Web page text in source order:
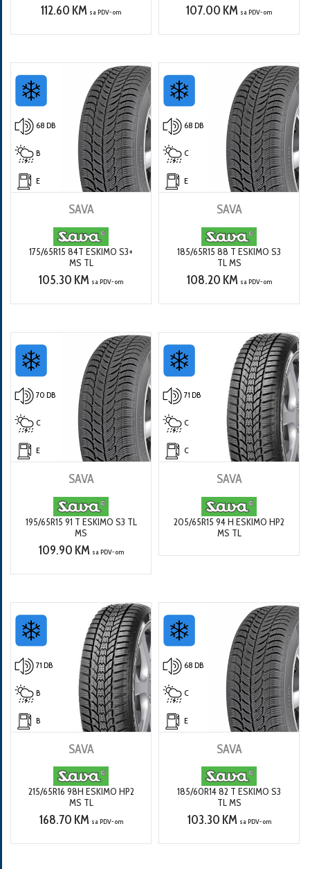
112.60 KM sa PDV-om 107.00 KM sa PDV-om
68 DB
B
E
SAVA
175/65R15 84T ESKIMO S3+
MS TL
105.30 KM sa PDV-om
68 DB
C
E
SAVA
185/65R15 88 T ESKIMO S3
TL MS
108.20 KM sa PDV-om
70 DB
C
E
SAVA
195/65R15 91 T ESKIMO S3 TL
MS
109.90 KM sa PDV-om
71 DB
C
C
SAVA
205/65R15 94 H ESKIMO HP2
MS TL
71 DB
B
B
SAVA
215/65R16 98H ESKIMO HP2
MS TL
168.70 KM sa PDV-om
68 DB
C
E
SAVA
185/60R14 82 T ESKIMO S3
TL MS
103.30 KM sa PDV-om